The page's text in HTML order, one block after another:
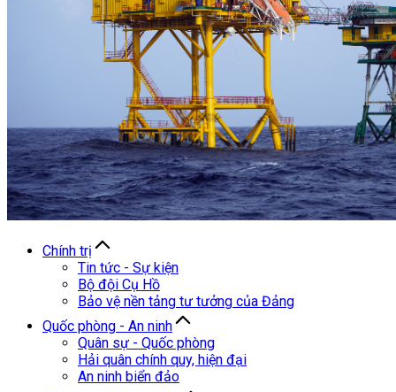
Chính trị
Tin tức - Sự kiện
Bộ đội Cụ Hồ
Bảo vệ nền tảng tư tưởng của Đảng
Quốc phòng - An ninh
Quân sự - Quốc phòng
Hải quân chính quy, hiện đại
An ninh biển đảo